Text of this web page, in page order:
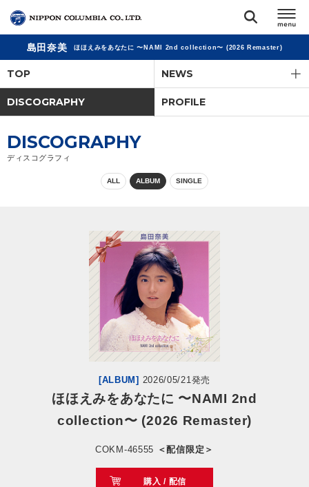
閉じる
TOP
アーティスト
お問い合わせ
島田奈美 ほほえみをあなたに 〜NAMI 2nd collection〜 (2026 Remaster)
TOP NEWS
DISCOGRAPHY PROFILE
DISCOGRAPHY
ディスコグラフィ
ALL ALBUM SINGLE
[ALBUM] 2026/05/21発売
ほほえみをあなたに 〜NAMI 2nd
collection〜 (2026 Remaster)
COKM-46555 ＜配信限定＞
購入 / 配信